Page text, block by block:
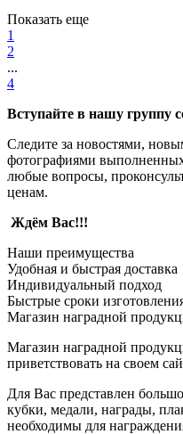
Показать еще
1
2
...
4
Вступайте в нашу группу
Следите за новостями,
фотографиями
любые вопросы,
ценам.
Ждём Вас!!!
Наши преимущества
Удобная и быстрая доставка
Индивидуальный подход
Быстрые сроки
Магазин наградной
Магазин наградной
приветствовать на своем
Для Вас представлен
кубки, медали, награды,
необходимы для